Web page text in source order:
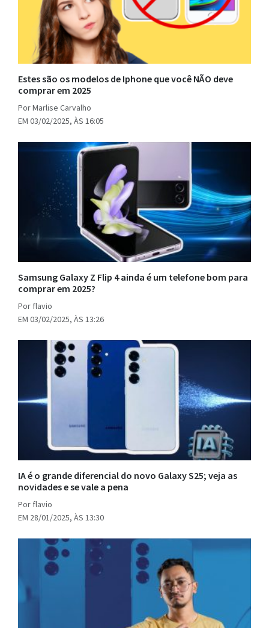
Estes são os modelos de Iphone que você NÃO deve
comprar em 2025
Por Marlise Carvalho
EM 03/02/2025, ÀS 16:05
Samsung Galaxy Z Flip 4 ainda é um telefone bom para
comprar em 2025?
Por flavio
EM 03/02/2025, ÀS 13:26
IA é o grande diferencial do novo Galaxy S25; veja as
novidades e se vale a pena
Por flavio
EM 28/01/2025, ÀS 13:30